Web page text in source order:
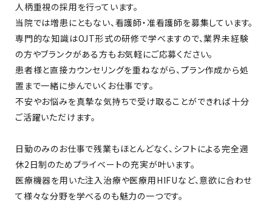
人柄重視の採用を行っています。
当院では増患にともない、看護師・准看護師を募集しています。
専門的な知識はOJT形式の研修で学べますので、業界未経験
の方やブランクがある方もお気軽にご応募ください。
患者様と直接カウンセリングを重ねながら、プラン作成から処
置まで一緒に歩んでいくお仕事です。
不安やお悩みを真摯な気持ちで受け取ることができれば十分
ご活躍いただけます。
日勤のみのお仕事で残業もほとんどなく、シフトによる完全週
休2日制のためプライベートの充実が叶います。
医療機器を用いた注入治療や医療用HIFUなど、意欲に合わせ
て様々な分野を学べるのも魅力の一つです。